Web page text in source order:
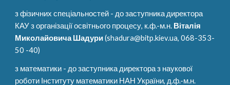
з фізичних спеціальностей - до заступника директора
КАУ з організації освітнього процесу, к.ф.-м.н. Віталія
Миколайовича Шадури (shadura@bitp.kiev.ua, 068-353-
50 -40)
з математики - до заступника директора з наукової